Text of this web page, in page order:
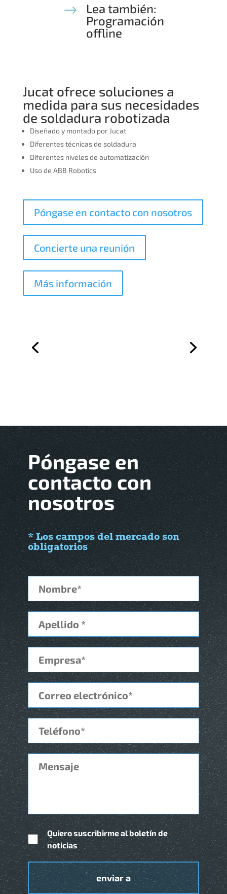
$
Lea también:
Programación
offline
Jucat ofrece soluciones a
medida para sus necesidades
de soldadura robotizada
Diseñado y montado por Jucat
Diferentes técnicas de soldadura
Diferentes niveles de automatización
Uso de ABB Robotics
Póngase en contacto con nosotros
Concierte una reunión
Más información
Póngase en
contacto con
nosotros
* Los campos del mercado son
obligatorios
Quiero suscribirme al boletín de
noticias